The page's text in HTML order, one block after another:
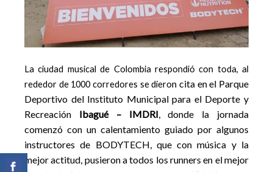
La ciudad musical de Colombia respondió con toda, al
rededor de 1000 corredores se dieron cita en el Parque
Deportivo del Instituto Municipal para el Deporte y
Recreación Ibagué – IMDRI, donde la jornada
comenzó con un calentamiento guiado por algunos
instructores de BODYTECH, que con música y la
mejor actitud, pusieron a todos los runners en el mejor